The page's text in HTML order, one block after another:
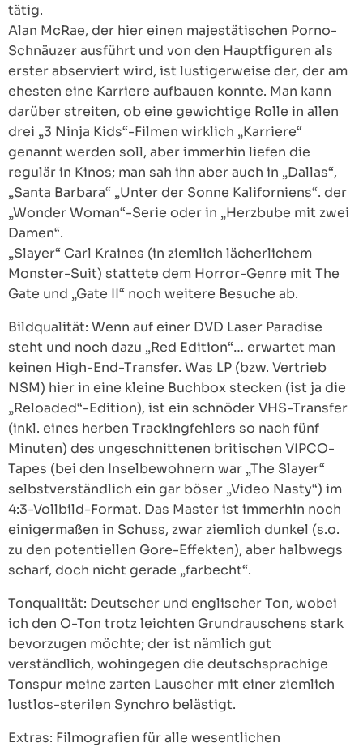
tätig.
Alan McRae, der hier einen majestätischen Porno-
Schnäuzer ausführt und von den Hauptfiguren als
erster abserviert wird, ist lustigerweise der, der am
ehesten eine Karriere aufbauen konnte. Man kann
darüber streiten, ob eine gewichtige Rolle in allen
drei „3 Ninja Kids“-Filmen wirklich „Karriere“
genannt werden soll, aber immerhin liefen die
regulär in Kinos; man sah ihn aber auch in „Dallas“,
„Santa Barbara“ „Unter der Sonne Kaliforniens“. der
„Wonder Woman“-Serie oder in „Herzbube mit zwei
Damen“.
„Slayer“ Carl Kraines (in ziemlich lächerlichem
Monster-Suit) stattete dem Horror-Genre mit The
Gate und „Gate II“ noch weitere Besuche ab.
Bildqualität: Wenn auf einer DVD Laser Paradise
steht und noch dazu „Red Edition“… erwartet man
keinen High-End-Transfer. Was LP (bzw. Vertrieb
NSM) hier in eine kleine Buchbox stecken (ist ja die
„Reloaded“-Edition), ist ein schnöder VHS-Transfer
(inkl. eines herben Trackingfehlers so nach fünf
Minuten) des ungeschnittenen britischen VIPCO-
Tapes (bei den Inselbewohnern war „The Slayer“
selbstverständlich ein gar böser „Video Nasty“) im
4:3-Vollbild-Format. Das Master ist immerhin noch
einigermaßen in Schuss, zwar ziemlich dunkel (s.o.
zu den potentiellen Gore-Effekten), aber halbwegs
scharf, doch nicht gerade „farbecht“.
Tonqualität: Deutscher und englischer Ton, wobei
ich den O-Ton trotz leichten Grundrauschens stark
bevorzugen möchte; der ist nämlich gut
verständlich, wohingegen die deutschsprachige
Tonspur meine zarten Lauscher mit einer ziemlich
lustlos-sterilen Synchro belästigt.
Extras: Filmografien für alle wesentlichen